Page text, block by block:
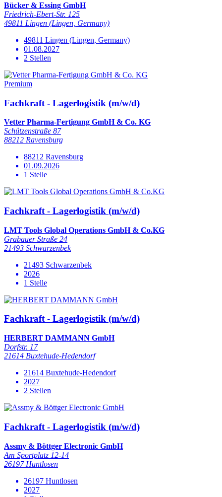
Bücker & Essing GmbH
Friedrich-Ebert-Str. 125
49811 Lingen (Lingen, Germany)
49811 Lingen (Lingen, Germany)
01.08.2027
2 Stellen
Premium
Fachkraft - Lagerlogistik (m/w/d)
Vetter Pharma-Fertigung GmbH & Co. KG
Schützenstraße 87
88212 Ravensburg
88212 Ravensburg
01.09.2026
1 Stelle
Fachkraft - Lagerlogistik (m/w/d)
LMT Tools Global Operations GmbH & Co.KG
Grabauer Straße 24
21493 Schwarzenbek
21493 Schwarzenbek
2026
1 Stelle
Fachkraft - Lagerlogistik (m/w/d)
HERBERT DAMMANN GmbH
Dorfstr. 17
21614 Buxtehude-Hedendorf
21614 Buxtehude-Hedendorf
2027
2 Stellen
Fachkraft - Lagerlogistik (m/w/d)
Assmy & Böttger Electronic GmbH
Am Sportplatz 12-14
26197 Huntlosen
26197 Huntlosen
2027